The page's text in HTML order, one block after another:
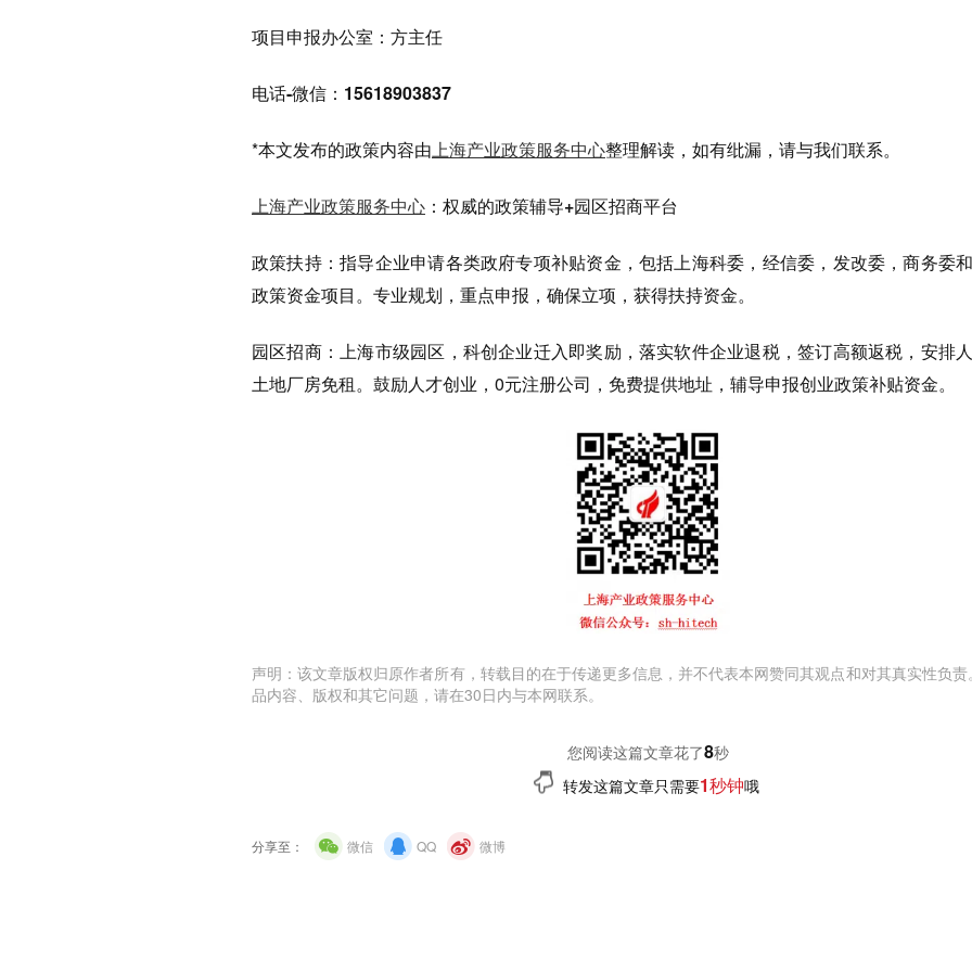
项目申报办公室：方主任
电话-微信：15618903837
*本文发布的政策内容由上海产业政策服务中心整理解读，如有纰漏，请与我们联系。
上海产业政策服务中心 ： 权威的政策辅导+园区招商平台
政策扶持：指导企业申请各类政府专项补贴资金，包括上海科委，经信委，发改委，商务委
政策资金项目。专业规划，重点申报，确保立项，获得扶持资金。
园区招商：上海市级园区，科创企业迁入即奖励，落实软件企业退税，签订高额返税，安排
土地厂房免租。鼓励人才创业，0元注册公司，免费提供地址，辅导申报创业政策补贴资金。
声明：该文章版权归原作者所有，转载目的在于传递更多信息，并不代表本网赞同其观点和对其真实性负
品内容、版权和其它问题，请在30日内与本网联系。
您阅读这篇文章花了9秒
转发这篇文章只需要1秒钟哦
分享至： 微信 QQ 微博